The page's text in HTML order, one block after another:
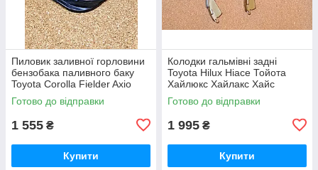
Пиловик заливної горловини
бензобака паливного баку
Toyota Corolla Fielder Axio
Allex RunX Тойота Королла
Готово до відправки
1 555 ₴
Купити
Колодки гальмівні задні
Toyota Hilux Hiace Тойота
Хайлюкс Хайлакс Хайс
Готово до відправки
1 995 ₴
Купити